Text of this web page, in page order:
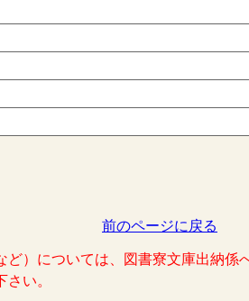
前のページに戻る
ど）については、図書寮文庫出納係
さい。